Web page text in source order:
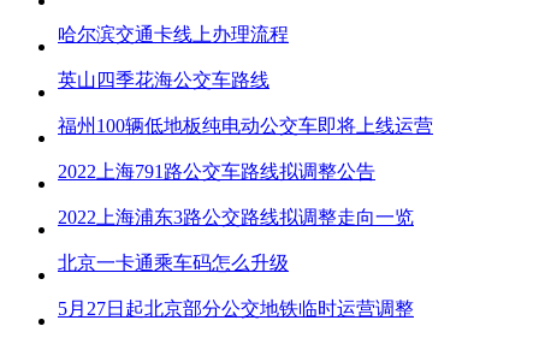
哈尔滨交通卡线上办理流程
英山四季花海公交车路线
福州100辆低地板纯电动公交车即将上线运营
2022上海791路公交车路线拟调整公告
2022上海浦东3路公交路线拟调整走向一览
北京一卡通乘车码怎么升级
5月27日起北京部分公交地铁临时运营调整